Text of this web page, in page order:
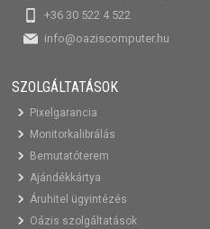
+36 30 522 4 522
info@oaziscomputer.hu
SZOLGÁLTATÁSOK
Pixelgarancia
Monitorkalibrálás
Bemutatóterem
Ajándékkártya
Áruhitel ügyintézés
Oázis szolgáltatások